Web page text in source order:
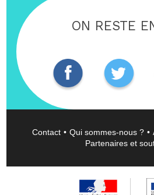
ON RESTE
Contact Qui sommes-nous ?
Partenaires et